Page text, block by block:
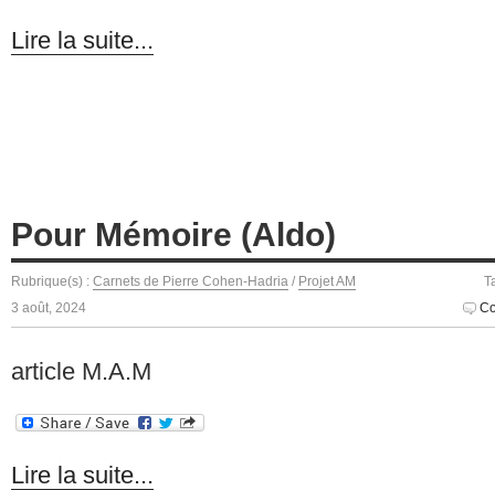
Lire la suite...
Pour Mémoire (Aldo)
Rubrique(s) : Carnets de Pierre Cohen-Hadria / Projet AM
3 août, 2024
article M.A.M
Lire la suite...